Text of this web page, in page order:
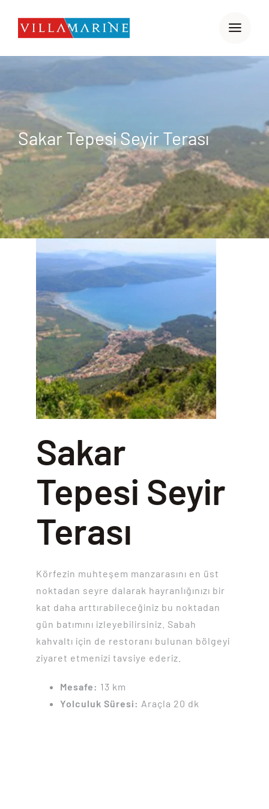
content
Sakar Tepesi Seyir Terası
Sakar
Tepesi Seyir
Terası
Körfezin muhteşem manzarasını en üst
noktadan seyre dalarak hayranlığınızı bir
kat daha arttırabileceğiniz bu noktadan
gün batımını izleyebilirsiniz. Sabah
kahvaltı için de restoranı bulunan bölgeyi
ziyaret etmenizi tavsiye ederiz.
Mesafe: 13 km
Yolculuk Süresi: Araçla 20 dk